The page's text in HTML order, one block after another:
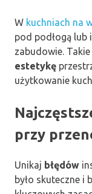
W kuchniach na
pod podłogą lub
zabudowie.
estetykę
użytkowanie
przy
Unikaj błędów
było skuteczne i